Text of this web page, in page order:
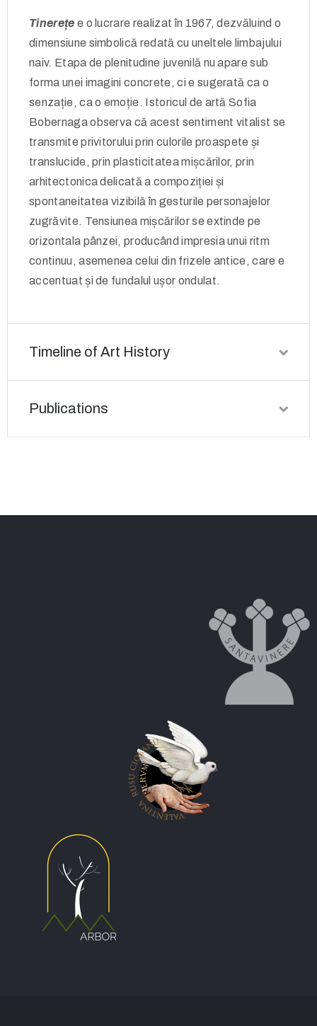
Tinerețe e o lucrare realizat în 1967, dezvăluind o
dimensiune simbolică redată cu uneltele limbajului
naiv. Etapa de plenitudine juvenilă nu apare sub
forma unei imagini concrete, ci e sugerată ca o
senzație, ca o emoție. Istoricul de artă Sofia
Bobernaga observa că acest sentiment vitalist se
transmite privitorului prin culorile proaspete și
translucide, prin plasticitatea mișcărilor, prin
arhitectonica delicată a compoziției și
spontaneitatea vizibilă în gesturile personajelor
zugrăvite. Tensiunea mișcărilor se extinde pe
orizontala pânzei, producând impresia unui ritm
continuu, asemenea celui din frizele antice, care e
accentuat și de fundalul ușor ondulat.
Timeline of Art History
Publications